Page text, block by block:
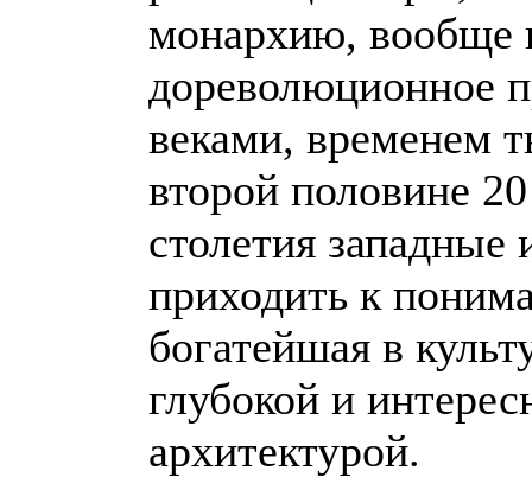
монархию, вообще
дореволюционное
веками, временем
второй половине
столетия западные
приходить к
богатейшая в
глубокой и
архитектурой.